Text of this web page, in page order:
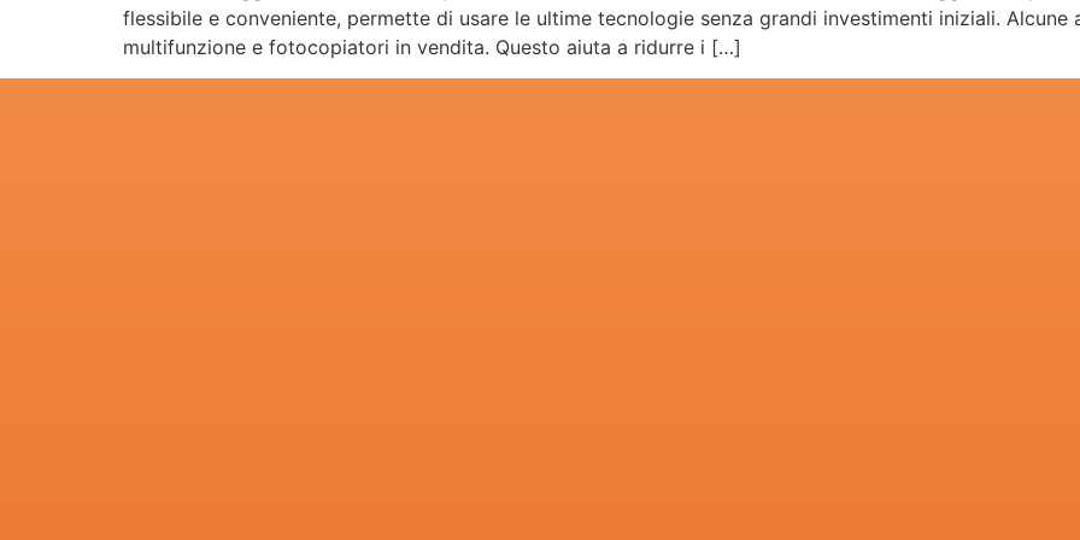
flessibile e conveniente, permette di usare le ultime tecnologie senza grandi investimenti iniziali.
multifunzione e fotocopiatori in vendita. Questo aiuta a ridurre i […]